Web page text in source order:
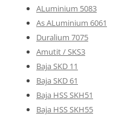
ALuminium 5083
As ALuminium 6061
Duralium 7075
Amutit / SKS3
Baja SKD 11
Baja SKD 61
Baja HSS SKH51
Baja HSS SKH55